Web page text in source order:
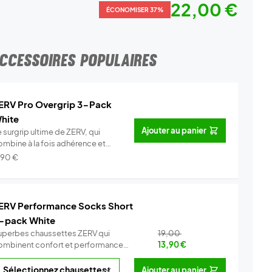
ÉCONOMISER 37% 22,00 €
POPULAIRES
Pro Overgrip 3-Pack
surgrip ultime de ZERV, qui
à la fois adhérence et
Info
€
Ajouter au panier
Performance Socks Short
pack White
chaussettes ZERV qui
confort et performance
Info
19,00
13,90€
Ajouter au panier